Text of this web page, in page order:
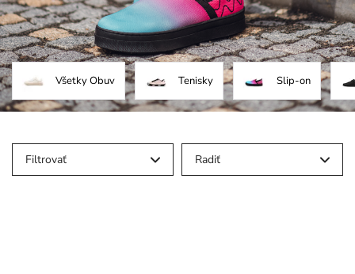
Všetky Obuv Tenisky Slip-on
Filtrovať Radiť